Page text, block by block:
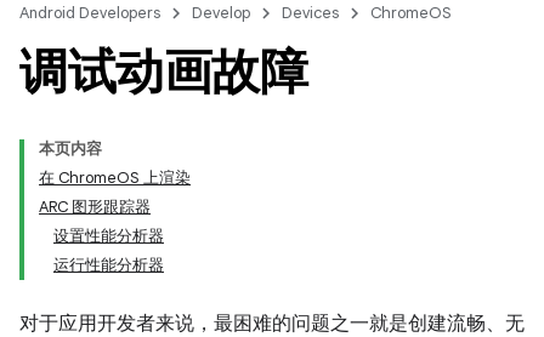
Android Developers Develop Devices ChromeOS
调试动画故障
本页内容
在 ChromeOS 上渲染
ARC 图形跟踪器
设置性能分析器
运行性能分析器
对于应用开发者来说，最困难的问题之一就是创建流畅、无